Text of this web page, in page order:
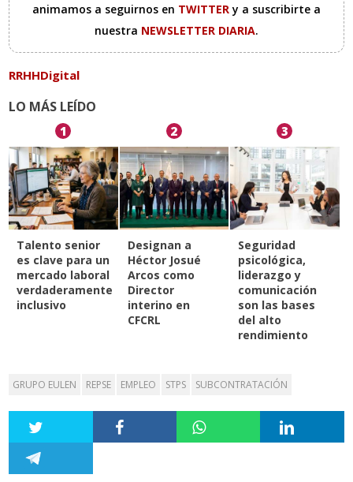
animamos a seguirnos en TWITTERy a suscribirte a
nuestra NEWSLETTER DIARIA.
RRHHDigital
LO MÁS LEÍDO
1
Talento senior
es clave para un
mercado laboral
verdaderamente
inclusivo
2
Designan a
Héctor Josué
Arcos como
Director
interino en
CFCRL
3
Seguridad
psicológica,
liderazgo y
comunicación
son las bases
del alto
rendimiento
GRUPO EULEN REPSE EMPLEO STPS SUBCONTRATACIÓN